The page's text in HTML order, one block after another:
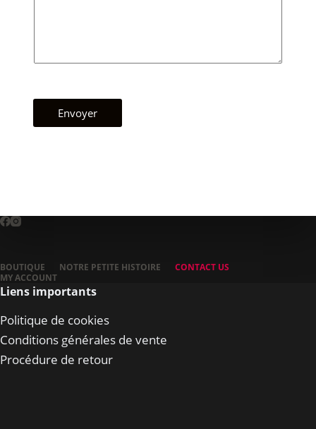
Envoyer
BOUTIQUE NOTRE PETITE HISTOIRE
CONTACT US
MY ACCOUNT
Liens importants
Politique de cookies
Conditions générales de vente
Procédure de retour